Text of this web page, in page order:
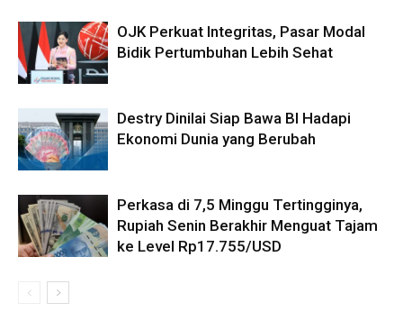
OJK Perkuat Integritas, Pasar Modal
Bidik Pertumbuhan Lebih Sehat
Destry Dinilai Siap Bawa BI Hadapi
Ekonomi Dunia yang Berubah
Perkasa di 7,5 Minggu Tertingginya,
Rupiah Senin Berakhir Menguat Tajam
ke Level Rp17.755/USD